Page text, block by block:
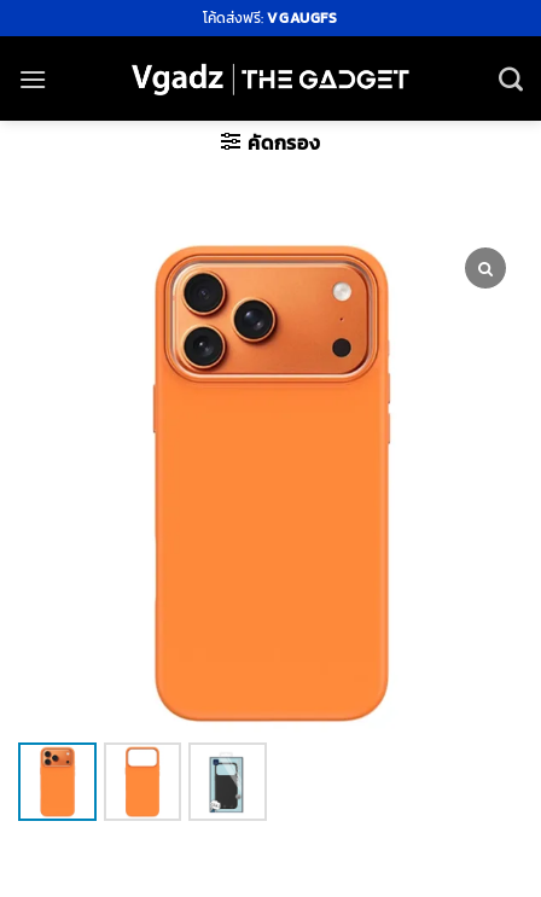
ไป
ยัง
โค้ดส่งฟรี:VGAUGFS
คัดกรอง